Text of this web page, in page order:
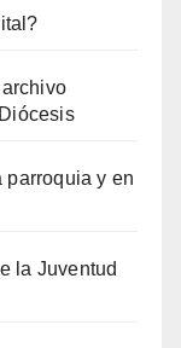
parroquia y en
la Juventud